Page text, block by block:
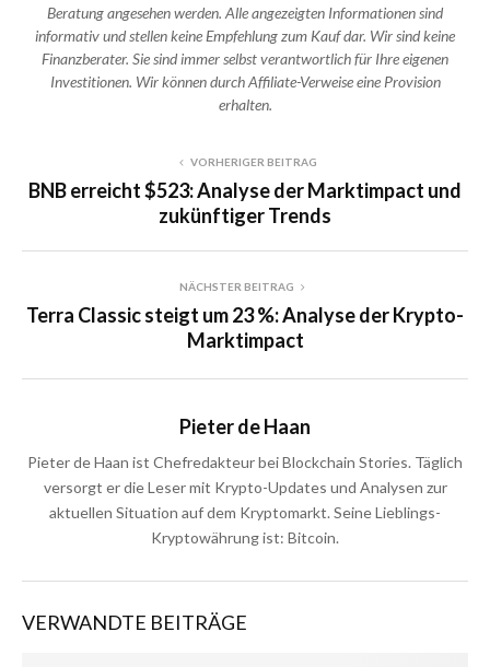
Beratung angesehen werden. Alle angezeigten Informationen sind
informativ und stellen keine Empfehlung zum Kauf dar. Wir sind keine
Finanzberater. Sie sind immer selbst verantwortlich für Ihre eigenen
Investitionen. Wir können durch Affiliate-Verweise eine Provision
erhalten.
VORHERIGER BEITRAG
BNB erreicht $523: Analyse der Marktimpact und
zukünftiger Trends
NÄCHSTER BEITRAG
Terra Classic steigt um 23 %: Analyse der Krypto-
Marktimpact
Pieter de Haan
Pieter de Haan ist Chefredakteur bei Blockchain Stories. Täglich
versorgt er die Leser mit Krypto-Updates und Analysen zur
aktuellen Situation auf dem Kryptomarkt. Seine Lieblings-
Kryptowährung ist: Bitcoin.
VERWANDTE BEITRÄGE